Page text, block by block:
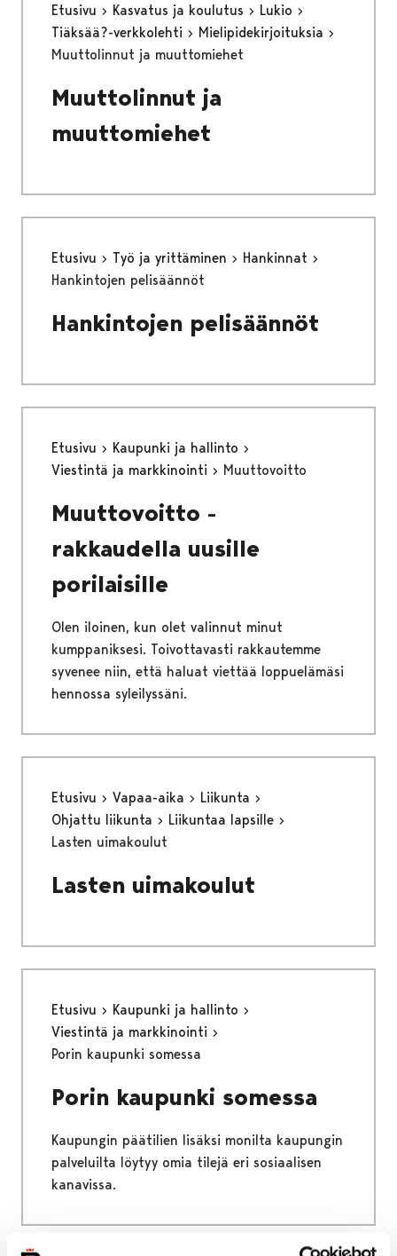
Etusivu Kasvatus ja koulutus
Lukio
Tiäksää?-verkkolehti
Mielipidekirjoituksia
Muuttolinnut ja muuttomiehet
Muuttolinnut ja
muuttomiehet
Etusivu Työ ja yrittäminen
Hankinnat
Hankintojen pelisäännöt
Hankintojen pelisäännöt
Etusivu
Kaupunki ja hallinto
Viestintä ja markkinointi
Muuttovoitto
Muuttovoitto -
rakkaudella uusille
porilaisille
Olen iloinen, kun olet valinnut minut
kumppaniksesi. Toivottavasti rakkautemme
syvenee niin, että haluat viettää loppuelämäsi
hennossa syleilyssäni.
Etusivu Vapaa-aika
Liikunta
Ohjattu liikunta
Liikuntaa lapsille
Lasten uimakoulut
Lasten uimakoulut
Etusivu
Kaupunki ja hallinto
Viestintä ja markkinointi
Porin kaupunki somessa
Porin kaupunki somessa
Kaupungin päätilien lisäksi monilta kaupungin
palveluilta löytyy omia tilejä eri sosiaalisen
kanavissa.